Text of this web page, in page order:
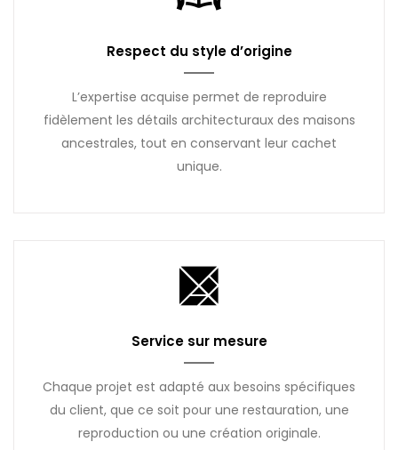
Respect du style d’origine
L’expertise acquise permet de reproduire
fidèlement les détails architecturaux des maisons
ancestrales, tout en conservant leur cachet
unique.
Service sur mesure
Chaque projet est adapté aux besoins spécifiques
du client, que ce soit pour une restauration, une
reproduction ou une création originale.